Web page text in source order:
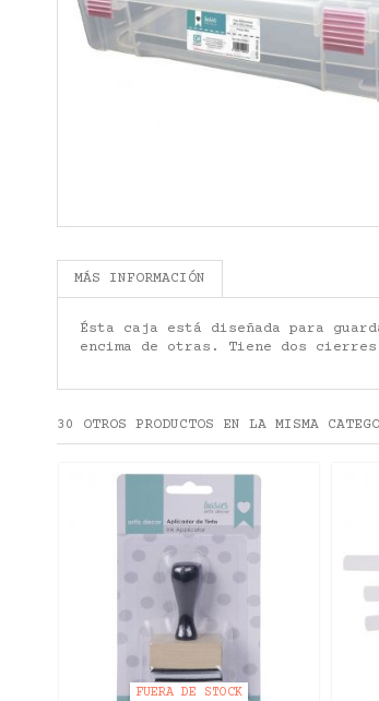
MÁS INFORMACIÓN
Ésta caja está diseñada para
encima de otras. Tiene dos
30 OTROS PRODUCTOS EN LA MISMA
FUERA DE STOCK